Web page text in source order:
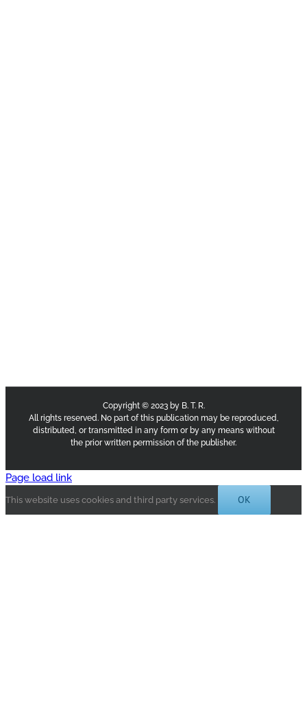
Copyright © 2023 by B. T. R.
All rights reserved. No part of this publication may be reproduced,
distributed, or transmitted in any form or by any means without
the prior written permission of the publisher.
Page load link
This website uses cookies and third party services. OK